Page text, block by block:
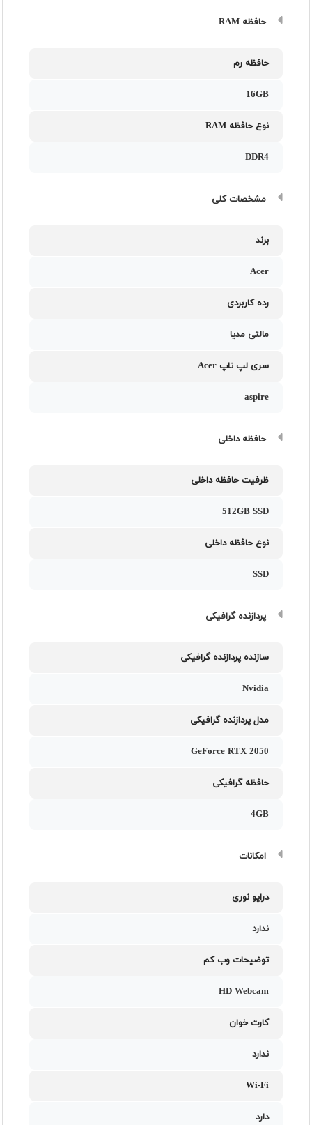
حافظه RAM
حافظه رم
16GB
نوع حافظه RAM
DDR4
مشخصات کلی
برند
Acer
رده کاربردی
مالتی مدیا
سری لپ تاپ Acer
aspire
حافظه داخلی
ظرفیت حافظه داخلی
512GB SSD
نوع حافظه داخلی
SSD
پردازنده گرافیکی
سازنده پردازنده گرافیکی
Nvidia
مدل پردازنده گرافیکی
GeForce RTX 2050
حافظه گرافیکی
4GB
امکانات
درایو نوری
ندارد
توضیحات وب کم
HD Webcam
کارت خوان
ندارد
Wi-Fi
دارد